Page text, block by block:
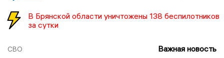
В Брянской области уничтожены 138 беспилотников
за сутки
СВО Важная новость